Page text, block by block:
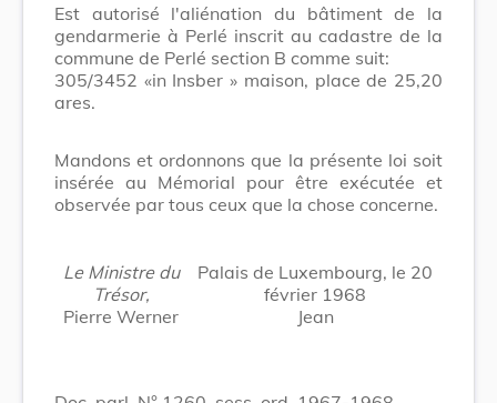
Est autorisé l'aliénation du bâtiment de la
gendarmerie à Perlé inscrit au cadastre de la
commune de Perlé section B comme suit:
305/3452 «in Insber » maison, place de 25,20
ares.
Mandons et ordonnons que la présente loi soit
insérée au Mémorial pour être exécutée et
observée par tous ceux que la chose concerne.
Le Ministre du
Trésor,
Pierre Werner
Palais de Luxembourg, le 20
février 1968
Jean